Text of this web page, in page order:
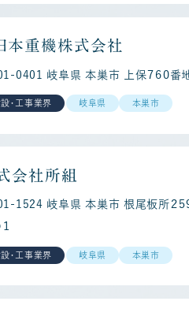
本重機株式会社
0401 岐阜県 本巣市 上保７６０番地
・工事業界 岐阜県 本巣市
会社所組
1524 岐阜県 本巣市 根尾板所２５
・工事業界 岐阜県 本巣市